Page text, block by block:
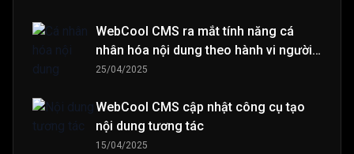
WebCool CMS ra mắt tính năng cá
nhân hóa nội dung theo hành vi người
đọc
25/04/2025
WebCool CMS cập nhật công cụ tạo
nội dung tương tác
15/04/2025